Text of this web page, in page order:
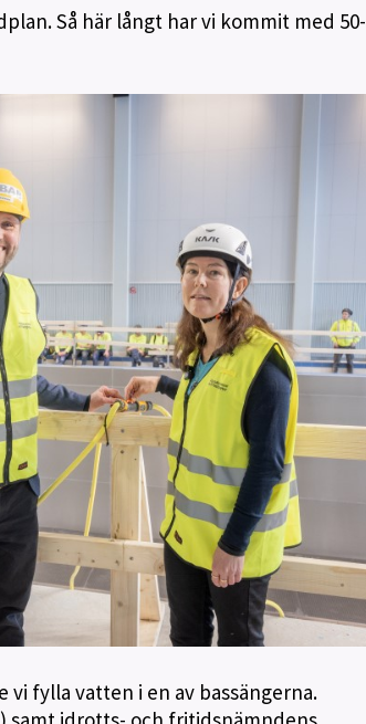
Så här långt har vi kommit med 50-
vi fylla vatten i en av bassängerna.